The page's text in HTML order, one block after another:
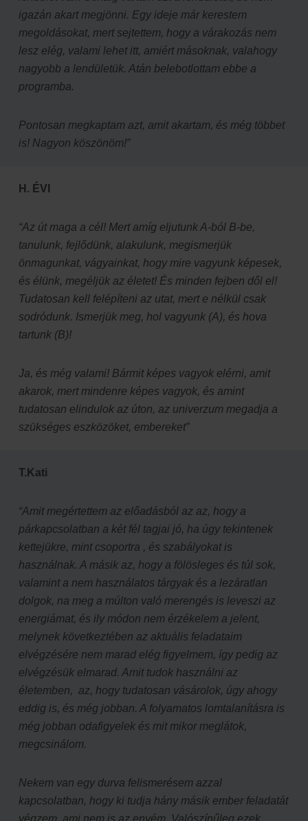
igazán akart megjönni. Egy ideje már kerestem
megoldásokat, mert sejtettem, hogy a várakozás nem
lesz elég, valami lehet itt, amiért másoknak, valahogy
nagyobb a lendületük. Atán belebotlottam ebbe a
programba.
Pontosan megkaptam azt, amit akartam, és még többet
is! Nagyon köszönöm!”
H. ÉVI
“Az út maga a cél! Mert amíg eljutunk A-ból B-be,
tanulunk, fejlődünk, alakulunk, megismerjük
önmagunkat, vágyainkat, hogy mire vagyunk képesek,
és élünk, megéljük az életet! És minden fejben dől el!
Tudatosan kell felépíteni az utat, mert e nélkül csak
sodródunk. Ismerjük meg, hol vagyunk (A), és hova
tartunk (B)!
Ja, és még valami! Bármit képes vagyok elérni, amit
akarok, mert mindenre képes vagyok, és amint
tudatosan elindulok az úton, az univerzum megadja a
szükséges eszközöket, embereket”
T.Kati
“Amit megértettem az előadásból az az, hogy a
párkapcsolatban a két fél tagjai jó, ha úgy tekintenek
kettejükre, mint csoportra , és szabályokat is
használnak. A másik az, hogy a fölösleges és túl sok,
valamint a nem használatos tárgyak és a lezáratlan
dolgok, na meg a múlton való merengés is leveszi az
energiámat, és ily módon nem érzékelem a jelent,
melynek következtében az aktuális feladataim
elvégzésére nem marad elég figyelmem, így pedig az
elvégzésük elmarad. Amit tudok használni az
életemben, az, hogy tudatosan vásárolok, úgy ahogy
eddig is, és még jobban. A folyamatos lomtalanításra is
még jobban odafigyelek és mit mikor meglátok,
megcsinálom.
Nekem van egy durva felismerésem azzal
kapcsolatban, hogy ki tudja hány másik ember feladatát
végzem, ami nem is az enyém. Valószínűleg ezek